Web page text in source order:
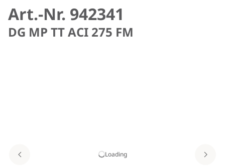
Art.-Nr. 942341
DG MP TT ACI 275 FM
Loading